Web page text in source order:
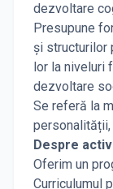
dezvoltare
Presupune
și structurilor
lor la niveluri
dezvoltare
Se referă la
Despre
Oferim un
Curriculumul